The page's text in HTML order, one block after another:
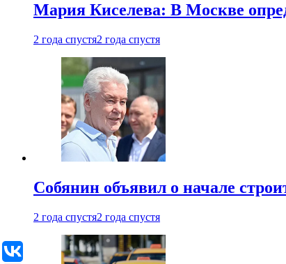
Мария Киселева: В Москве
2 года спустя2 года спустя
Собянин объявил о начале
2 года спустя2 года спустя